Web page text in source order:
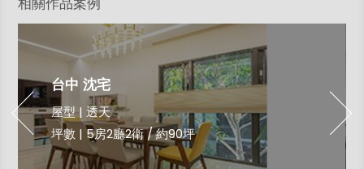
台中 沈宅
屋型 | 透天
坪數 | 5房2廳2衛 ∕ 約90坪